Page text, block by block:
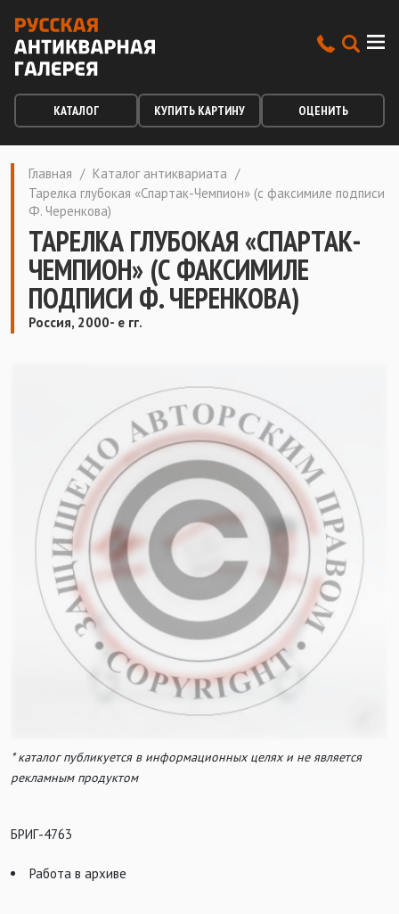
КАТАЛОГ КУПИТЬ КАРТИНУ ОЦЕНИТЬ
Главная / Каталог антиквариата /
Тарелка глубокая «Спартак-Чемпион» (с факсимиле подписи
Ф. Черенкова)
ТАРЕЛКА ГЛУБОКАЯ «СПАРТАК-
ЧЕМПИОН» (С ФАКСИМИЛЕ
ПОДПИСИ Ф. ЧЕРЕНКОВА)
Россия, 2000- е гг.
* каталог публикуется в информационных целях и не является
рекламным продуктом
БРИГ-4763
Работа в архиве